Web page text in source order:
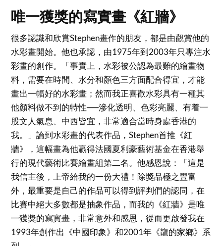
唯一獲獎的寫實畫《紅牆》
很多認識和欣賞Stephen畫作的朋友，都是由觀賞他的
水彩畫開始。他也承認，由1975年到2003年只專注水
彩畫的創作。「事實上，水彩被公認為最難的繪畫物
料，需要在時間、水分和顏色三方面配合得宜，才能
畫出一幅好的水彩畫；然而我正喜歡水彩具有一種其
他顏料做不到的特性──滲化透明、色彩亮麗、有着一
股文人氣息、中西皆宜，非常適合當時身處香港的
我。」論到水彩畫的代表作品，Stephen首推《紅
牆》，這幅畫為他贏得法國夏利豪藝術基金在香港舉
行的現代藝術比賽繪畫組第二名。他感恩說：「這是
我信主後，上帝給我的一份大禮！除獎品極之豐富
外，最重要是自己的作品可以得到評判們的認同，在
比賽中絕大多數都是抽象作品，而我的《紅牆》是唯
一獲獎的寫實畫，非常意外和感恩，從而更啟發我在
1993年創作出《中國印象》和2001年《龍的家鄉》系